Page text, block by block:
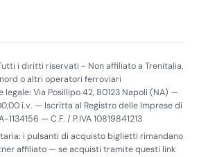
i diritti riservati - Non affiliato a Trenitalia,
o altri operatori ferroviari
legale: Via Posillipo 42, 80123 Napoli (NA) —
i.v. — Iscritta al Registro delle Imprese di
1134156 — C.F. / P.IVA 10819841213
i pulsanti di acquisto biglietti rimandano
affiliato — se acquisti tramite questi link